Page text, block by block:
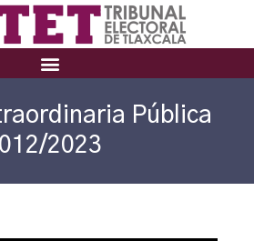
Pública
012/2023